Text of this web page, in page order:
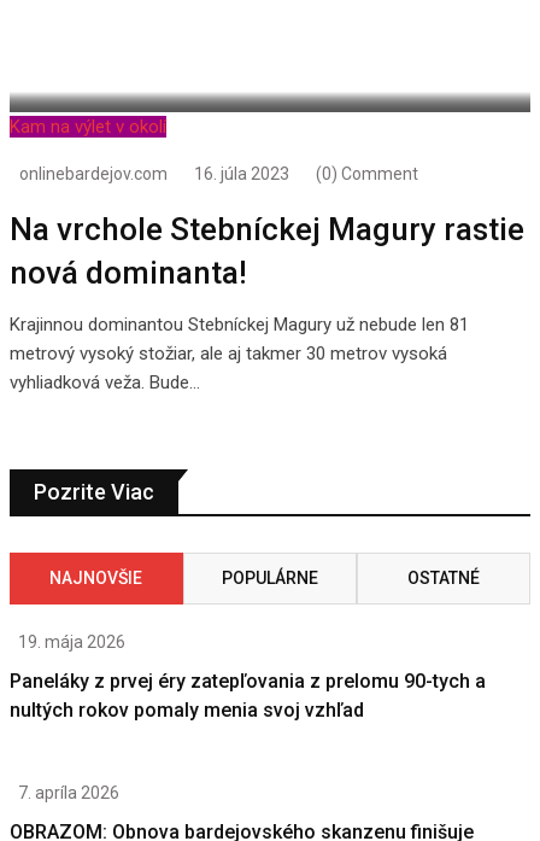
Kam na výlet v okolí
onlinebardejov.com 16. júla 2023 (0) Comment
Na vrchole Stebníckej Magury rastie
nová dominanta!
Krajinnou dominantou Stebníckej Magury už nebude len 81
metrový vysoký stožiar, ale aj takmer 30 metrov vysoká
vyhliadková veža. Bude…
Pozrite Viac
NAJNOVŠIE POPULÁRNE OSTATNÉ
19. mája 2026
Paneláky z prvej éry zatepľovania z prelomu 90-tych a
nultých rokov pomaly menia svoj vzhľad
7. apríla 2026
OBRAZOM: Obnova bardejovského skanzenu finišuje